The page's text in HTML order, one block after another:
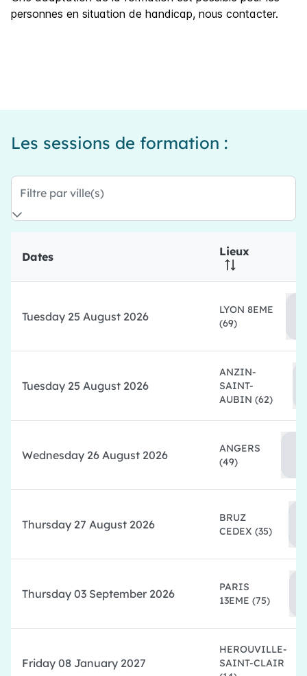
personnes en situation de handicap, nous contacter.
Les sessions de formation :
Filtre par ville(s)
Dates Lieux
Tuesday 25 August 2026
LYON 8EME
(69)
Tuesday 25 August 2026
ANZIN-
SAINT-
AUBIN (62)
Wednesday 26 August 2026
ANGERS
(49)
Thursday 27 August 2026
BRUZ
CEDEX (35)
Thursday 03 September 2026
PARIS
13EME (75)
Friday 08 January 2027
HEROUVILLE-
SAINT-CLAIR